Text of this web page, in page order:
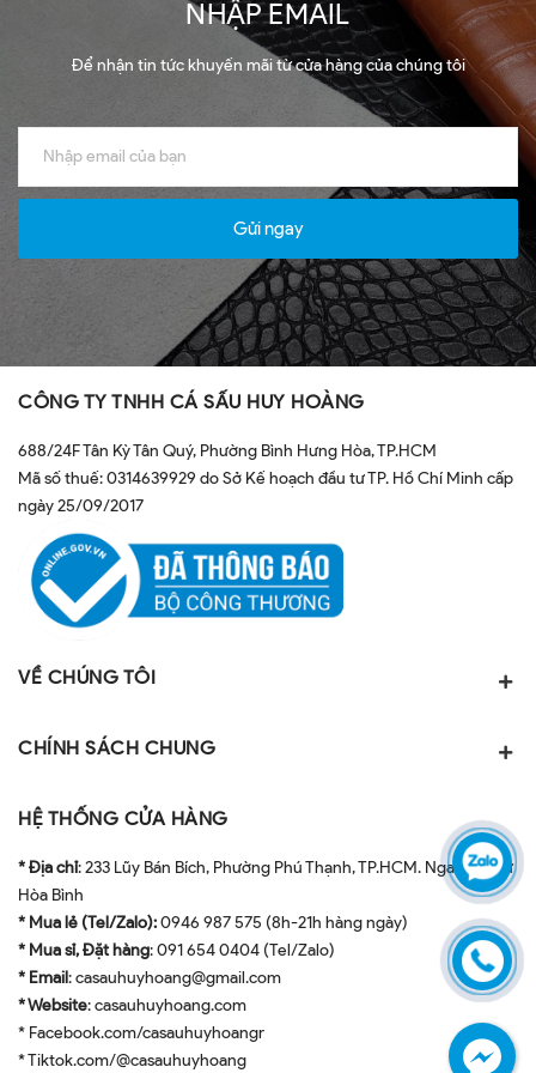
NHẬP EMAIL
Để nhận tin tức khuyến mãi từ cửa hàng của chúng tôi
Gửi ngay
CÔNG TY TNHH CÁ SẤU HUY HOÀNG
688/24F Tân Kỳ Tân Quý, Phường Bình Hưng Hòa, TP.HCM
Mã số thuế: 0314639929 do Sở Kế hoạch đầu tư TP. Hồ Chí Minh cấp
ngày 25/09/2017
VỀ CHÚNG TÔI
CHÍNH SÁCH CHUNG
HỆ THỐNG CỬA HÀNG
* Địa chỉ: 233 Lũy Bán Bích, Phường Phú Thạnh, TP.HCM. Ngay ngã tư
Hòa Bình
* Mua lẻ (Tel/Zalo):0946 987 575 (8h-21h hàng ngày)
* Mua sỉ, Đặt hàng: 091 654 0404 (Tel/Zalo)
* Email: casauhuyhoang@gmail.com
* Website: casauhuyhoang.com
* Facebook.com/casauhuyhoangr
* Tiktok.com/@casauhuyhoang